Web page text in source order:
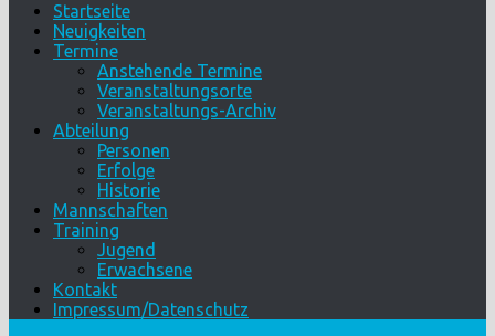
Startseite
Neuigkeiten
Termine
Anstehende Termine
Veranstaltungsorte
Veranstaltungs-Archiv
Abteilung
Personen
Erfolge
Historie
Mannschaften
Training
Jugend
Erwachsene
Kontakt
Impressum/Datenschutz